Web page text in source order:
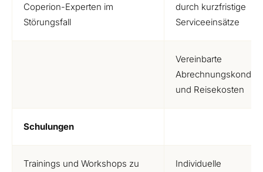
Coperion-Experten im
Störungsfall
durch kurzfristige
Serviceeinsätze
Vereinbarte
und Reisekosten
Schulungen
Trainings und Workshops zu
Individuelle